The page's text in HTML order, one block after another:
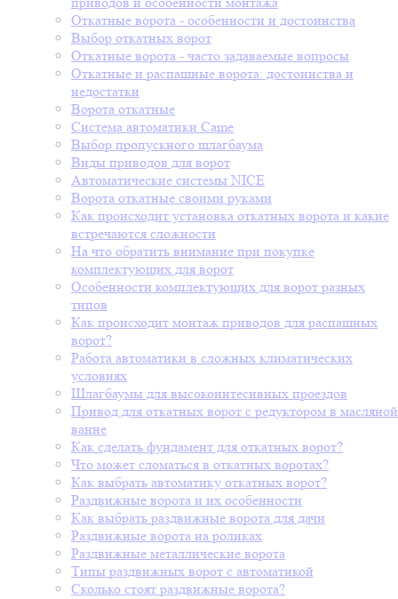
Откатные ворота - особенности и достоинства
Выбор откатных ворот
Откатные ворота - часто задаваемые вопросы
Откатные и распашные ворота: достоинства и
недостатки
Ворота откатные
Система автоматики Came
Выбор пропускного шлагбаума
Виды приводов для ворот
Автоматические системы NICE
Ворота откатные своими руками
Как происходит установка откатных ворота и какие
встречаются сложности
На что обратить внимание при покупке
комплектующих для ворот
Особенности комплектующих для ворот разных
типов
Как происходит монтаж приводов для распашных
ворот?
Работа автоматики в сложных климатических
условиях
Шлагбаумы для высокоинтесивных проездов
Привод для откатных ворот с редуктором в масляной
ванне
Как сделать фундамент для откатных ворот?
Что может сломаться в откатных воротах?
Как выбрать автоматику откатных ворот?
Раздвижные ворота и их особенности
Как выбрать раздвижные ворота для дачи
Раздвижные ворота на роликах
Раздвижные металлические ворота
Типы раздвижных ворот с автоматикой
Сколько стоят раздвижные ворота?